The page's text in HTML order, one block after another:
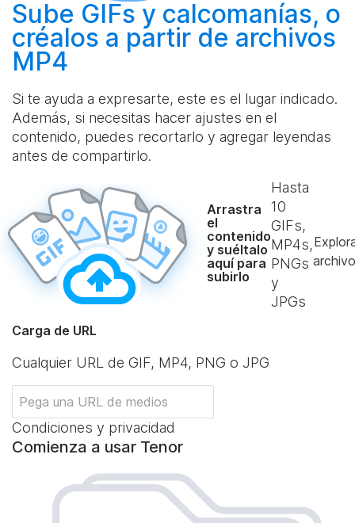
Sube GIFs y calcomanías, o
créalos a partir de archivos
MP4
Si te ayuda a expresarte, este es el lugar indicado.
Además, si necesitas hacer ajustes en el
contenido, puedes recortarlo y agregar leyendas
antes de compartirlo.
Arrastra
el
contenido
y suéltalo
aquí para
subirlo
Hasta
10
GIFs,
MP4s,
PNGs
y
JPGs
Carga de URL
Cualquier URL de GIF, MP4, PNG o JPG
Condiciones y privacidad
Comienza a usar Tenor